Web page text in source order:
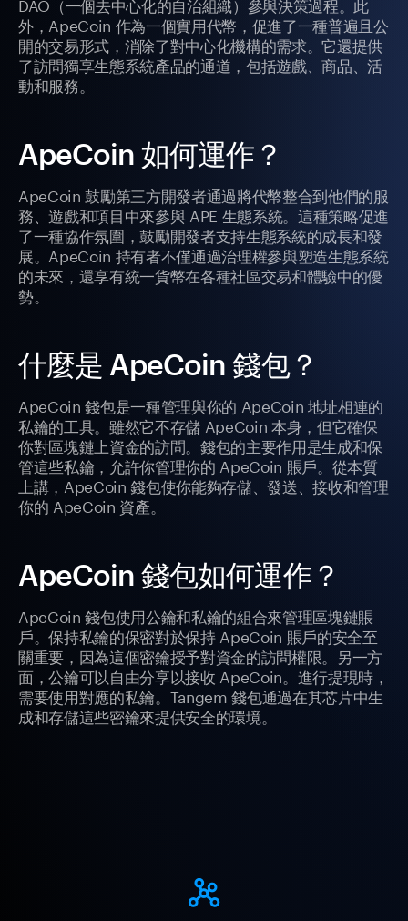
外，ApeCoin 作為一個實用代幣，促進了一種普遍且公
開的交易形式，消除了對中心化機構的需求。它還提供
了訪問獨享生態系統產品的通道，包括遊戲、商品、活
動和服務。
ApeCoin 如何運作？
ApeCoin 鼓勵第三方開發者通過將代幣整合到他們的服
務、遊戲和項目中來參與 APE 生態系統。這種策略促進
了一種協作氛圍，鼓勵開發者支持生態系統的成長和發
展。ApeCoin 持有者不僅通過治理權參與塑造生態系統
的未來，還享有統一貨幣在各種社區交易和體驗中的優
勢。
什麼是 ApeCoin 錢包？
ApeCoin 錢包是一種管理與你的 ApeCoin 地址相連的
私鑰的工具。雖然它不存儲 ApeCoin 本身，但它確保
你對區塊鏈上資金的訪問。錢包的主要作用是生成和保
管這些私鑰，允許你管理你的 ApeCoin 賬戶。從本質
上講，ApeCoin 錢包使你能夠存儲、發送、接收和管理
你的 ApeCoin 資產。
ApeCoin 錢包如何運作？
ApeCoin 錢包使用公鑰和私鑰的組合來管理區塊鏈賬
戶。保持私鑰的保密對於保持 ApeCoin 賬戶的安全至
關重要，因為這個密鑰授予對資金的訪問權限。另一方
面，公鑰可以自由分享以接收 ApeCoin。進行提現時，
需要使用對應的私鑰。Tangem 錢包通過在其芯片中生
成和存儲這些密鑰來提供安全的環境。